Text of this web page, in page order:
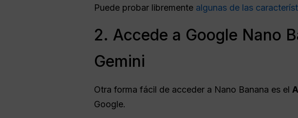
Puede probar libremente algunas de las
2. Accede a Google Nano
Gemini
Otra forma fácil de acceder a Nano Banana es el
Google.